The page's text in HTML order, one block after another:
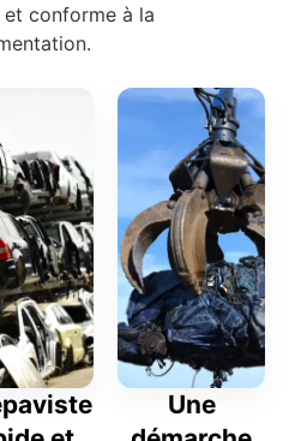
conforme à la
Une